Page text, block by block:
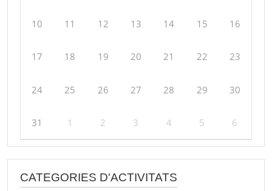
10 11 12 13 14 15 16
17 18 19 20 21 22 23
24 25 26 27 28 29 30
31 1 2 3 4 5 6
CATEGORIES D'ACTIVITATS